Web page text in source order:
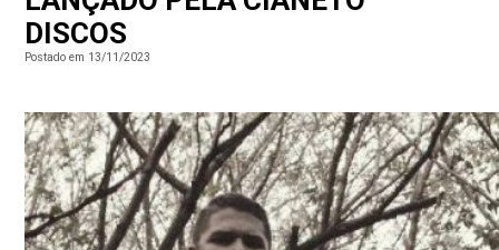
DISCOS
Postado em 13/11/2023